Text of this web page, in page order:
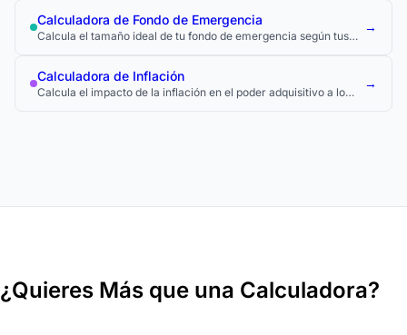
Calculadora de Fondo de Emergencia
Calcula el tamaño ideal de tu fondo de emergencia según tus
→
Calculadora de Inflación
Calcula el impacto de la inflación en el poder adquisitivo a lo
→
¿Quieres Más que una Calculadora?